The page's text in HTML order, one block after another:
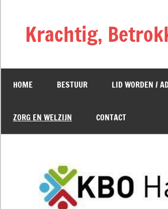
Krachtig,
HOME BESTUUR LID WORDEN /
ZORG EN WELZIJN CONTACT